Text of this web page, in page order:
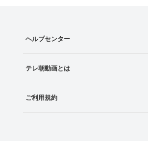
ヘルプセンター
テレ朝動画とは
ご利用規約